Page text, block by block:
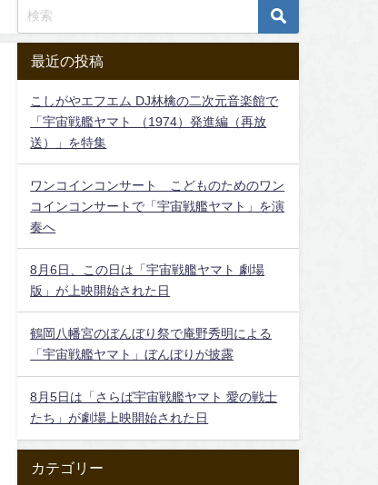
最近の投稿
こしがやエフエム DJ林檎の二次元音楽館で
「宇宙戦艦ヤマト （1974）発進編（再放
送）」を特集
ワンコインコンサート こどものためのワン
コインコンサートで「宇宙戦艦ヤマト」を演
奏へ
8月6日、この日は「宇宙戦艦ヤマト 劇場
版」が上映開始された日
鶴岡八幡宮のぼんぼり祭で庵野秀明による
「宇宙戦艦ヤマト」ぼんぼりが披露
8月5日は「さらば宇宙戦艦ヤマト 愛の戦士
たち」が劇場上映開始された日
カテゴリー